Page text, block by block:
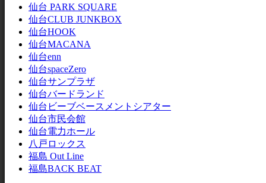
仙台 PARK SQUARE
仙台CLUB JUNKBOX
仙台HOOK
仙台MACANA
仙台enn
仙台spaceZero
仙台サンプラザ
仙台バードランド
仙台ビーブベースメントシアター
仙台市民会館
仙台電力ホール
八戸ロックス
福島 Out Line
福島BACK BEAT